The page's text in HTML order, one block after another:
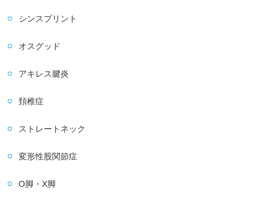
シンスプリント
オスグッド
アキレス腱炎
頚椎症
ストレートネック
変形性股関節症
O脚・X脚